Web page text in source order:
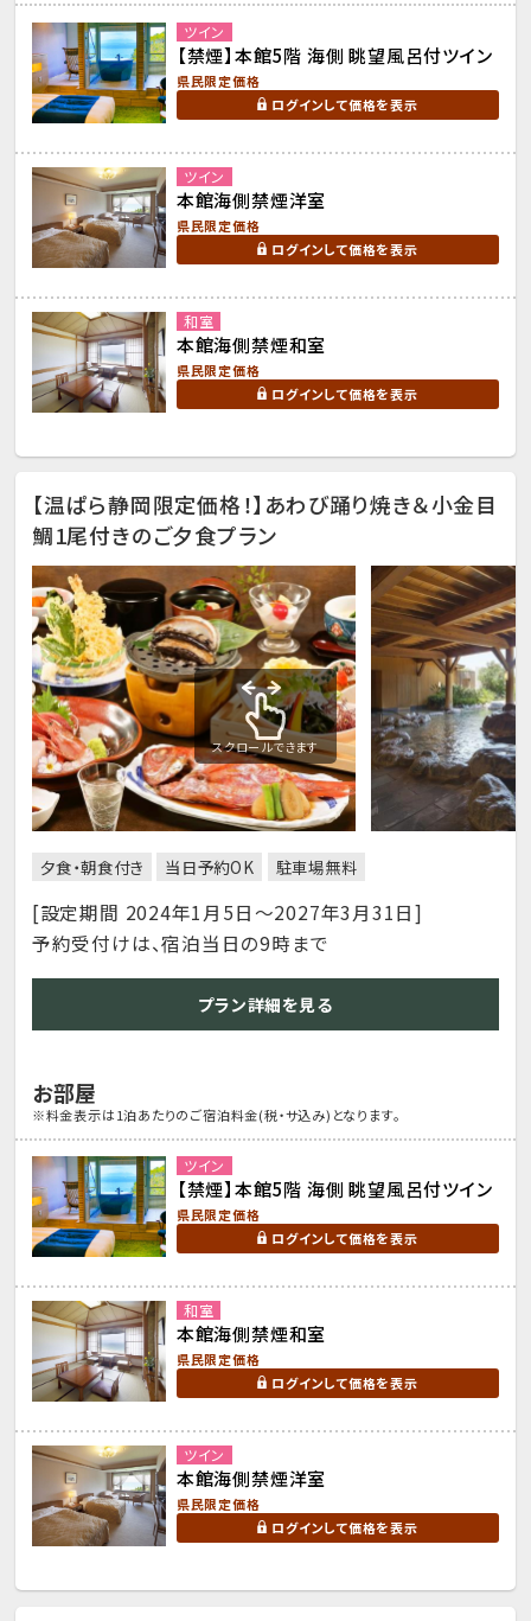
ツイン
【禁煙】本館5階 海側 眺望風呂付ツイン
県民限定価格
ログインして価格を表示
ツイン
本館海側禁煙洋室
県民限定価格
ログインして価格を表示
和室
本館海側禁煙和室
県民限定価格
ログインして価格を表示
【温ぱら静岡限定価格！】あわび踊り焼き＆小金目
鯛1尾付きのご夕食プラン
スクロールできます
夕食・朝食付き 当日予約OK 駐車場無料
[設定期間 2024年1月5日～2027年3月31日]
予約受付けは、宿泊当日の9時まで
プラン詳細を見る
お部屋
※料金表示は1泊あたりのご宿泊料金(税・サ込み)となります。
ツイン
【禁煙】本館5階 海側 眺望風呂付ツイン
県民限定価格
ログインして価格を表示
和室
本館海側禁煙和室
県民限定価格
ログインして価格を表示
ツイン
本館海側禁煙洋室
県民限定価格
ログインして価格を表示